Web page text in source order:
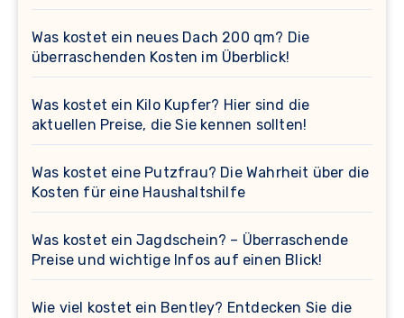
Was kostet ein neues Dach 200 qm? Die
überraschenden Kosten im Überblick!
Was kostet ein Kilo Kupfer? Hier sind die
aktuellen Preise, die Sie kennen sollten!
Was kostet eine Putzfrau? Die Wahrheit über die
Kosten für eine Haushaltshilfe
Was kostet ein Jagdschein? – Überraschende
Preise und wichtige Infos auf einen Blick!
Wie viel kostet ein Bentley? Entdecken Sie die